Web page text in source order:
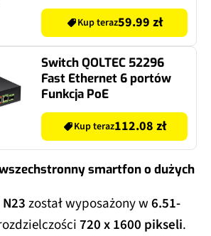
Kup teraz59.99 zł
Switch QOLTEC 52296
Fast Ethernet 6 portów
Funkcja PoE
Kup teraz112.08 zł
smartfon o dużych
został wyposażony w6.51-
720 x 1600 pikseli.